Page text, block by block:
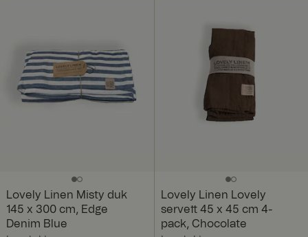
Lovely Linen Misty duk
145 x 300 cm, Edge
Denim Blue
Lovely Linen Lovely
servett 45 x 45 cm 4-
pack, Chocolate